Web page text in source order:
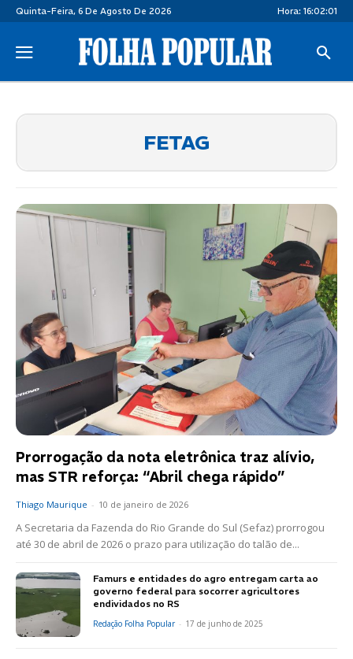
Quinta-Feira, 6 De Agosto De 2026 Hora: 16:02:01
FETAG
Prorrogação da nota eletrônica traz alívio,
mas STR reforça: “Abril chega rápido”
Thiago Maurique - 10 de janeiro de 2026
A Secretaria da Fazenda do Rio Grande do Sul (Sefaz) prorrogou
até 30 de abril de 2026 o prazo para utilização do talão de...
Famurs e entidades do agro entregam carta ao
governo federal para socorrer agricultores
endividados no RS
Redação Folha Popular - 17 de junho de 2025